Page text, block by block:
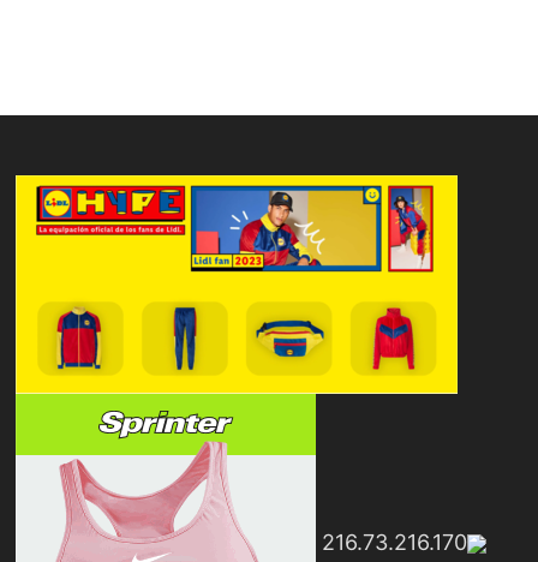
216.73.216.170